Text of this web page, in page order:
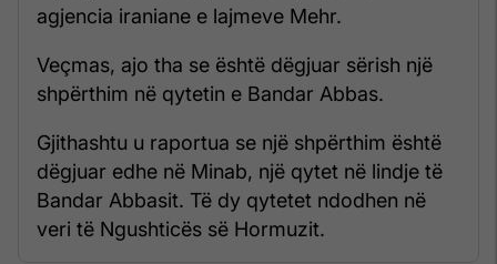
agjencia iraniane e lajmeve Mehr.
Veçmas, ajo tha se është dëgjuar sërish një
shpërthim në qytetin e Bandar Abbas.
Gjithashtu u raportua se një shpërthim është
dëgjuar edhe në Minab, një qytet në lindje të
Bandar Abbasit. Të dy qytetet ndodhen në
veri të Ngushticës së Hormuzit.